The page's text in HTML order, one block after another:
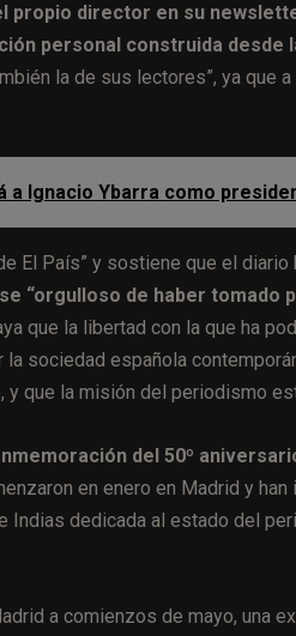
propio director en su
personal construida desde
la de sus lectores”, ya que
a Ignacio Ybarra como
El País” y sostiene que el
“orgulloso de haber tomado
que la libertad con la que ha
sociedad española
que la misión del periodismo
del 50º
en enero en Madrid y
Indias dedicada al estado del
a comienzos de mayo, una